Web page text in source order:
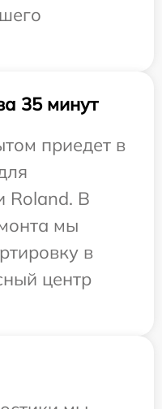
35 минут
приедет в
Roland. В
мы
в
центр